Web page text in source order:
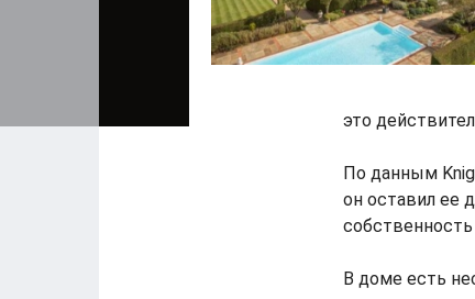
это
По данным
он оставил ее
В доме есть